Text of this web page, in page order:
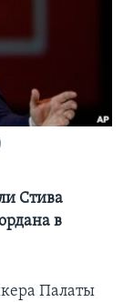
Стива
в
Палаты